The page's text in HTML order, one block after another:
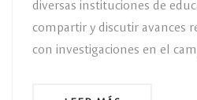
diversas instituciones de
compartir y discutir avances
con investigaciones en el